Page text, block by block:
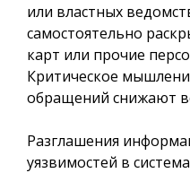
или властных
самостоятельно
карт или прочие
Критическое
обращений снижают
Разглашения
уязвимостей в